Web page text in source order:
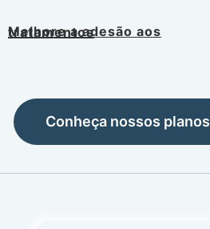
Melhore a adesão aos tratamentos
Conheça nossos planos